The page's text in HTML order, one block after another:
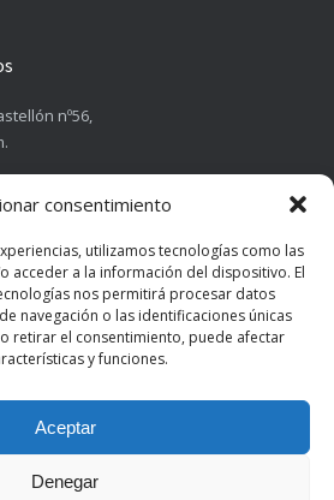
consentimiento
utilizamos tecnologías como las
acceder a la información del dispositivo. El
nos permitirá procesar datos
navegación o las identificaciones únicas
retirar el consentimiento, puede afectar
y funciones.
Aceptar
Denegar
nº56,